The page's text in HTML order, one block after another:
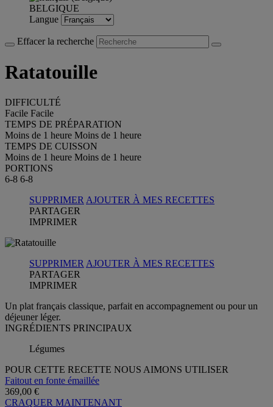
BELGIQUE
Langue
Effacer la recherche
Ratatouille
DIFFICULTÉ
Facile Facile
TEMPS DE PRÉPARATION
Moins de 1 heure Moins de 1 heure
TEMPS DE CUISSON
Moins de 1 heure Moins de 1 heure
PORTIONS
6-8 6-8
SUPPRIMER AJOUTER À MES RECETTES
PARTAGER
IMPRIMER
SUPPRIMER AJOUTER À MES RECETTES
PARTAGER
IMPRIMER
Un plat français classique, parfait en accompagnement ou pour un
déjeuner léger.
INGRÉDIENTS PRINCIPAUX
Légumes
POUR CETTE RECETTE NOUS AIMONS UTILISER
Faitout en fonte émaillée
369,00 €
CRAQUER MAINTENANT